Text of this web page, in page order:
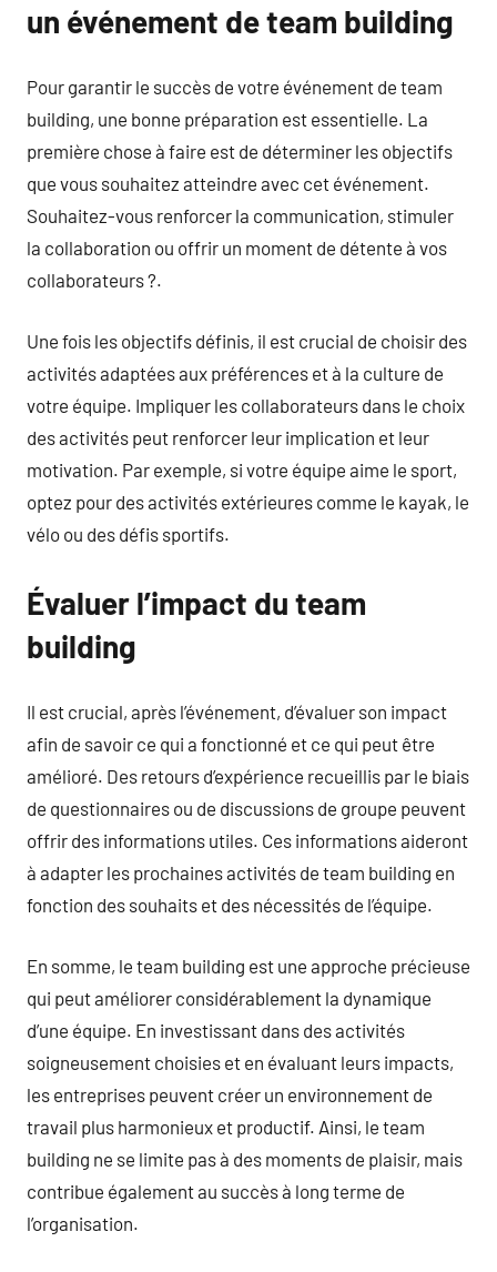
un événement de team building
Pour garantir le succès de votre événement de team
building, une bonne préparation est essentielle. La
première chose à faire est de déterminer les objectifs
que vous souhaitez atteindre avec cet événement.
Souhaitez-vous renforcer la communication, stimuler
la collaboration ou offrir un moment de détente à vos
collaborateurs ?.
Une fois les objectifs définis, il est crucial de choisir des
activités adaptées aux préférences et à la culture de
votre équipe. Impliquer les collaborateurs dans le choix
des activités peut renforcer leur implication et leur
motivation. Par exemple, si votre équipe aime le sport,
optez pour des activités extérieures comme le kayak, le
vélo ou des défis sportifs.
Évaluer l’impact du team
building
Il est crucial, après l’événement, d’évaluer son impact
afin de savoir ce qui a fonctionné et ce qui peut être
amélioré. Des retours d’expérience recueillis par le biais
de questionnaires ou de discussions de groupe peuvent
offrir des informations utiles. Ces informations aideront
à adapter les prochaines activités de team building en
fonction des souhaits et des nécessités de l’équipe.
En somme, le team building est une approche précieuse
qui peut améliorer considérablement la dynamique
d’une équipe. En investissant dans des activités
soigneusement choisies et en évaluant leurs impacts,
les entreprises peuvent créer un environnement de
travail plus harmonieux et productif. Ainsi, le team
building ne se limite pas à des moments de plaisir, mais
contribue également au succès à long terme de
l’organisation.